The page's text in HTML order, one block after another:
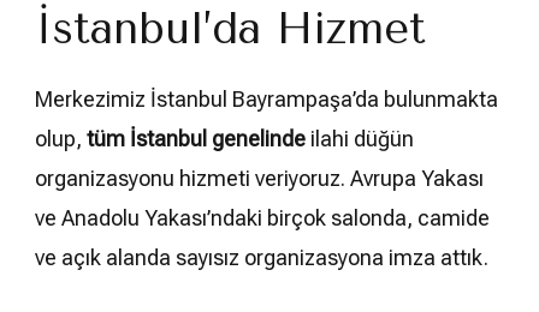
İstanbul’da Hizmet
Merkezimiz İstanbul Bayrampaşa’da bulunmakta
olup, tüm İstanbul genelinde ilahi düğün
organizasyonu hizmeti veriyoruz. Avrupa Yakası
ve Anadolu Yakası’ndaki birçok salonda, camide
ve açık alanda sayısız organizasyona imza attık.